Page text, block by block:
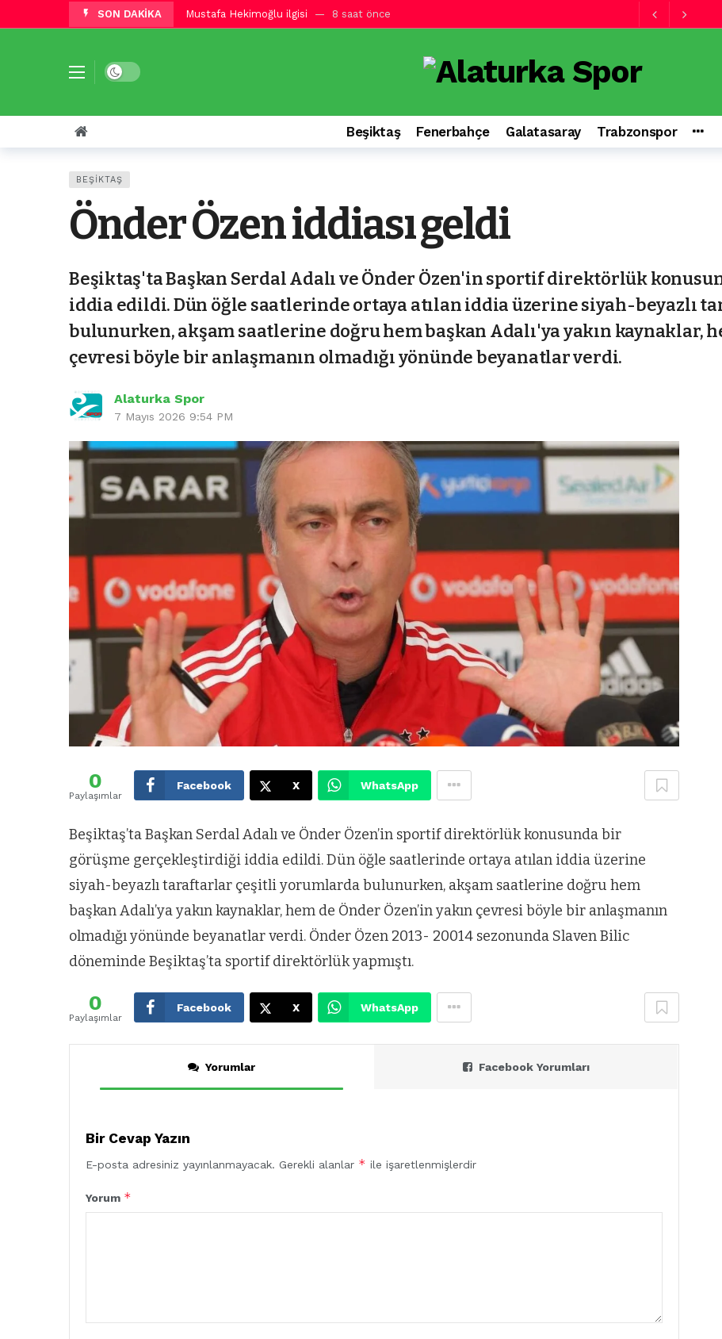
SON DAKİKA Mustafa Hekimoğlu ilgisi 8 saat önce
Fenerbahçe’den Romelu Lukaku hamlesi! Resmi görüşmeler… 8 saat önce
Galatasaray’dan Reijnders için kıran kırana yarış! 9 saat önce
Galatasaray’da kritik görüşme! Suudi Arabistan’dan gelen teklif sonrası… 9 saat önce
İtalyan gazeteci duyurdu! Galatasaray ve Rafael Leao… 18 saat önce
Beşiktaş’tan stoper operasyonu! Fenerbahçe’nin de listesindeydi
Dark mode
Beşiktaş Fenerbahçe Galatasaray Trabzonspor
BEŞIKTAŞ
Önder Özen iddiası geldi
Beşiktaş'ta Başkan Serdal Adalı ve Önder Özen'in sportif direktörlük
iddia edildi. Dün öğle saatlerinde ortaya atılan iddia üzerine siyah-beyazlı
bulunurken, akşam saatlerine doğru hem başkan Adalı'ya yakın kaynaklar,
çevresi böyle bir anlaşmanın olmadığı yönünde beyanatlar verdi.
Alaturka Spor
7 Mayıs 2026 9:54 PM
0
Paylaşımlar
Facebook X WhatsApp
Beşiktaş’ta Başkan Serdal Adalı ve Önder Özen’in sportif direktörlük konusunda bir
görüşme gerçekleştirdiği iddia edildi. Dün öğle saatlerinde ortaya atılan iddia üzerine
siyah-beyazlı taraftarlar çeşitli yorumlarda bulunurken, akşam saatlerine doğru hem
başkan Adalı’ya yakın kaynaklar, hem de Önder Özen’in yakın çevresi böyle bir anlaşmanın
olmadığı yönünde beyanatlar verdi. Önder Özen 2013- 20014 sezonunda Slaven Bilic
döneminde Beşiktaş’ta sportif direktörlük yapmıştı.
0
Paylaşımlar
Facebook X WhatsApp
Yorumlar Facebook Yorumları
Bir Cevap Yazın
E-posta adresiniz yayınlanmayacak. Gerekli alanlar * ile işaretlenmişlerdir
Yorum *